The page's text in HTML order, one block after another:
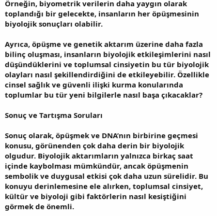
Örneğin, biyometrik verilerin daha yaygın olarak
toplandığı bir gelecekte, insanların her öpüşmesinin
biyolojik sonuçları olabilir.
Ayrıca, öpüşme ve genetik aktarım üzerine daha fazla
bilinç oluşması, insanların biyolojik etkileşimlerini nasıl
düşündüklerini ve toplumsal cinsiyetin bu tür biyolojik
olayları nasıl şekillendirdiğini de etkileyebilir. Özellikle
cinsel sağlık ve güvenli ilişki kurma konularında
toplumlar bu tür yeni bilgilerle nasıl başa çıkacaklar?
Sonuç ve Tartışma Soruları
Sonuç olarak, öpüşmek ve DNA’nın birbirine geçmesi
konusu, görünenden çok daha derin bir biyolojik
olgudur. Biyolojik aktarımların yalnızca birkaç saat
içinde kaybolması mümkündür, ancak öpüşmenin
sembolik ve duygusal etkisi çok daha uzun sürelidir. Bu
konuyu derinlemesine ele alırken, toplumsal cinsiyet,
kültür ve biyoloji gibi faktörlerin nasıl kesiştiğini
görmek de önemli.